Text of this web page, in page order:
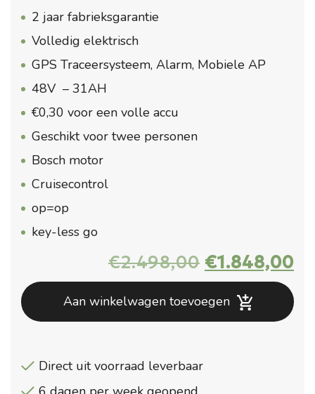
2 jaar fabrieksgarantie
Volledig elektrisch
GPS Traceersysteem, Alarm, Mobiele AP
48V – 31AH
€0,30 voor een volle accu
Geschikt voor twee personen
Bosch motor
Cruisecontrol
op=op
key-less go
€2.498,00
prijs
was:
€2.498,00.
€1.848,00
is:
Aan winkelwagen toevoegen
Direct uit voorraad leverbaar